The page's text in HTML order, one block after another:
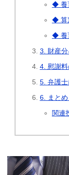
◆ 養
◆ 算
◆ 養
3. 財産
4. 慰謝
5. 弁護
6. まと
関連